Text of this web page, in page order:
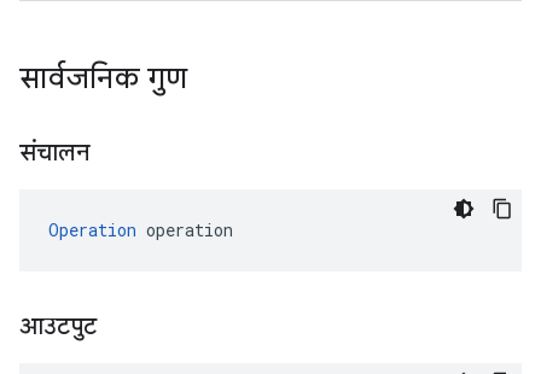
सार्वजनिक गुण
संचालन
Operation operation
आउटपुट